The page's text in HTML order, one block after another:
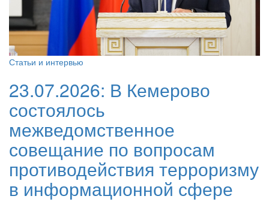
Статьи и интервью
23.07.2026: В Кемерово
состоялось
межведомственное
совещание по вопросам
противодействия терроризму
в информационной сфере